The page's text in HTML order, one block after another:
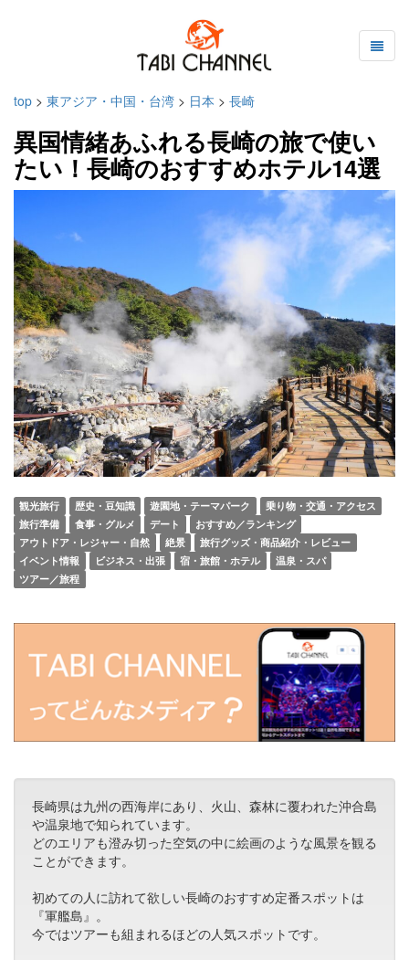
top > 東アジア・中国・台湾 > 日本 > 長崎
異国情緒あふれる長崎の旅で使い
たい！長崎のおすすめホテル14選
観光旅行 歴史・豆知識 遊園地・テーマパーク
乗り物・交通・アクセス
旅行準備
食事・グルメ デート
おすすめ／ランキング
アウトドア・レジャー・自然
絶景
旅行グッズ・商品紹介・レビュー
イベント情報
ビジネス・出張 宿・旅館・ホテル
温泉・スパ
ツアー／旅程
長崎県は九州の西海岸にあり、火山、森林に覆われた沖合島
や温泉地で知られています。
どのエリアも澄み切った空気の中に絵画のような風景を観る
ことができます。
初めての人に訪れて欲しい長崎のおすすめ定番スポットは
『軍艦島』。
今ではツアーも組まれるほどの人気スポットです。